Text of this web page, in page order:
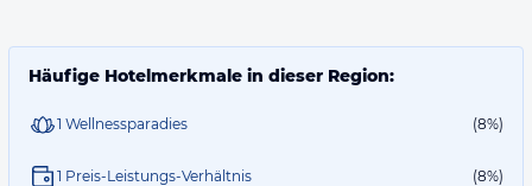
Häufige Hotelmerkmale in dieser Region:
1 Wellnessparadies (8%)
1 Preis-Leistungs-Verhältnis (8%)